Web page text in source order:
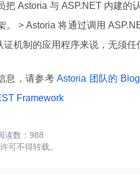
Astoria 与 ASP.NET 内建的
。 > Astoria 将通过调用
机制的应用程序来说，无须任
息，请参考 Astoria 团队的 Blog
Framework
988
可不得转载。